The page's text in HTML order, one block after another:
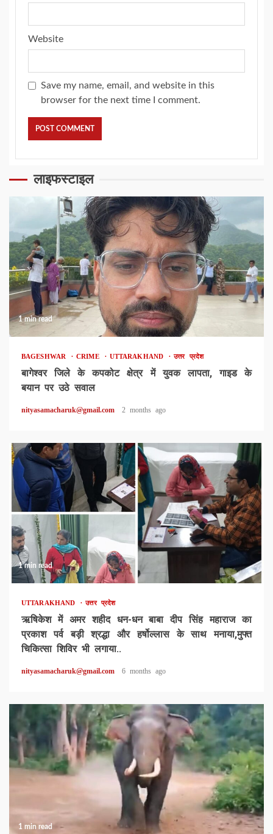
Website
Save my name, email, and website in this
browser for the next time I comment.
लाइफस्टाइल
1 min read
BAGESHWAR CRIME UTTARAKHAND उत्तर प्रदेश
बागेश्वर जिले के कपकोट क्षेत्र में युवक लापता, गाइड के
बयान पर उठे सवाल
nityasamacharuk@gmail.com 2 months ago
1 min read
UTTARAKHAND उत्तर प्रदेश
ऋषिकेश में अमर शहीद धन-धन बाबा दीप सिंह महाराज का
प्रकाश पर्व बड़ी श्रद्धा और हर्षोल्लास के साथ मनाया,मुफ्त
चिकित्सा शिविर भी लगाया..
nityasamacharuk@gmail.com 6 months ago
1 min read